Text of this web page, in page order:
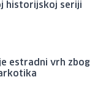
historijskoj seriji
estradni vrh zbog